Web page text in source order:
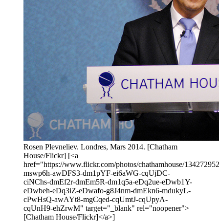
Rosen Plevneliev. Londres, Mars 2014. [Chatham
House/Flickr] [<a
href="https://www.flickr.com/photos/chathamhouse/
mswp6h-awDFS3-dm1pYF-ei6aWG-cqUjDC-
ciNChs-dmEf2r-dmEm5R-dm1q5a-eDq2ue-eDwb1Y-
eDwbeh-eDq3iZ-eDwafo-g8J4nm-dmEkn6-mdukyL-
cPwHsQ-awAYt8-mgCqed-cqUmtJ-cqUpyA-
cqUnH9-ehZrwM" target="_blank" rel="noopener">
[Chatham House/Flickr]</a>]